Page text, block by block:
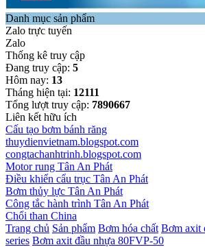
Danh mục sản phẩm
Zalo trực tuyến
Zalo
Thống kê truy cập
Đang truy cập: 5
Hôm nay: 13
Tháng hiện tại: 12111
Tổng lượt truy cập: 7890667
Liên kết hữu ích
Cấu tạo bơm bánh răng
thuydienvietnam.blogspot.com
congtachanhtrinh.blogspot.com
Motor rung Tân An Phát
Điều khiển cẩu trục Tân An Phát
Bơm thủy lực Tân An Phát
Công tắc hành trình Tân An Phát
Chổi than China
Trang chủ Sản phẩm Bơm hóa chất Bơm axit
series Bơm axit đầu nhựa 80FVP-50